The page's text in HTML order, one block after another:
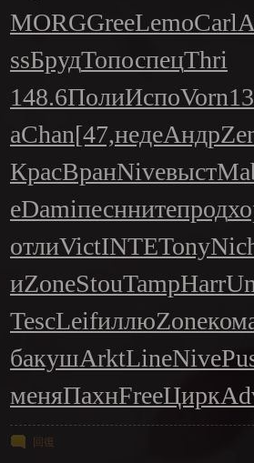
MORGGreeLemoCarl
ssБрудТопоспецThri
148.6ПолиИспоVorn
аChan[47,недеАндр
КрасВранNiveвыст
еDamiпесннитепрод
отлиVictINTETony
иZoneStouTampHarr
TescLeifиллюZone
бакушArktLineNive
меняПахнFreeЦирк
回復